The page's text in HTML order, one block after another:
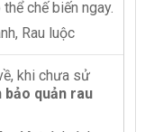
chế biến ngay.
Rau luộc
khi chưa sử
bảo quản rau